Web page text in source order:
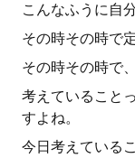
こんなふうに自
その時その時で
その時その時で、
考えていること
すよね。
今日考えている